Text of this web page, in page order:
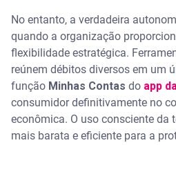
No entanto, a verdadeira
quando a organização
flexibilidade estratégica.
reúnem débitos diversos em um
função Minhas Contas do app
consumidor definitivamente no
econômica. O uso consciente da
mais barata e eficiente para a